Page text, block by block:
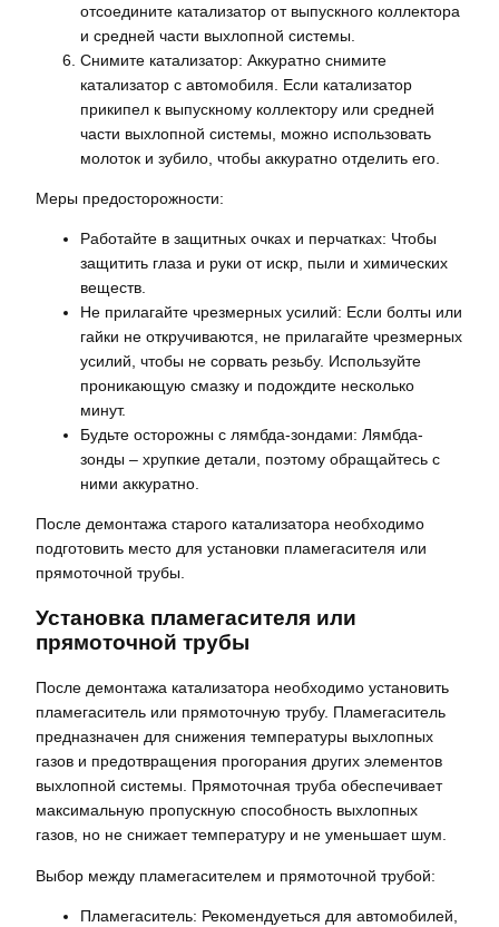
отсоедините катализатор от выпускного коллектора
и средней части выхлопной системы.
Снимите катализатор: Аккуратно снимите
катализатор с автомобиля. Если катализатор
прикипел к выпускному коллектору или средней
части выхлопной системы, можно использовать
молоток и зубило, чтобы аккуратно отделить его.
Меры предосторожности:
Работайте в защитных очках и перчатках: Чтобы
защитить глаза и руки от искр, пыли и химических
веществ.
Не прилагайте чрезмерных усилий: Если болты или
гайки не откручиваются, не прилагайте чрезмерных
усилий, чтобы не сорвать резьбу. Используйте
проникающую смазку и подождите несколько
минут.
Будьте осторожны с лямбда-зондами: Лямбда-
зонды – хрупкие детали, поэтому обращайтесь с
ними аккуратно.
После демонтажа старого катализатора необходимо
подготовить место для установки пламегасителя или
прямоточной трубы.
Установка пламегасителя или
прямоточной трубы
После демонтажа катализатора необходимо установить
пламегаситель или прямоточную трубу. Пламегаситель
предназначен для снижения температуры выхлопных
газов и предотвращения прогорания других элементов
выхлопной системы. Прямоточная труба обеспечивает
максимальную пропускную способность выхлопных
газов, но не снижает температуру и не уменьшает шум.
Выбор между пламегасителем и прямоточной трубой:
Пламегаситель: Рекомендуеться для автомобилей,